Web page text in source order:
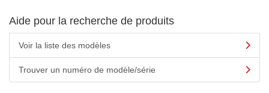
Aide pour la recherche de produits
Voir la liste des modèles
Trouver un numéro de modèle/série